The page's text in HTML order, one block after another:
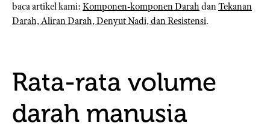
baca artikel kami: Komponen-komponen Darah danTekanan
Darah, Aliran Darah, Denyut Nadi, dan Resistensi.
Rata-rata volume
darah manusia